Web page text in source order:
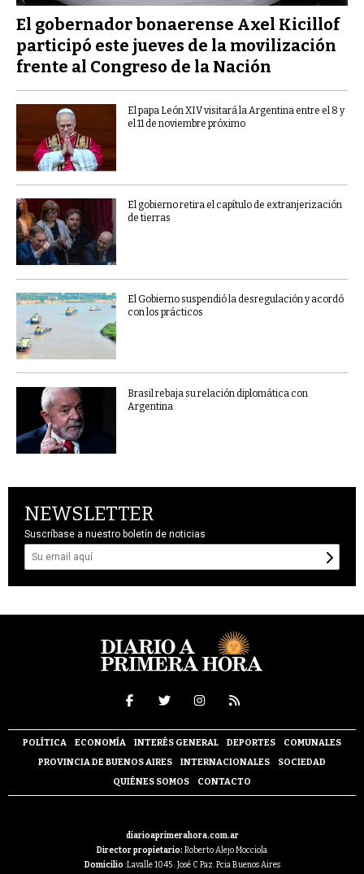
El gobernador bonaerense Axel Kicillof
participó este jueves de la movilización
frente al Congreso de la Nación
El papa León XIV visitará la Argentina entre el 8 y
el 11 de noviembre próximo
El gobierno retira el capítulo de extranjerización
de tierras
El Gobierno suspendió la desregulación y acordó
con los prácticos
Brasil rebaja su relación diplomática con
Argentina
NEWSLETTER
Suscríbase a nuestro boletín de noticias
POLÍTICA ECONOMÍA INTERÉS GENERAL DEPORTES
COMUNALES
PROVINCIA DE BUENOS AIRES
INTERNACIONALES
SOCIEDAD
QUIÉNES SOMOS
CONTACTO
diarioaprimerahora.com.ar
Director propietario: Roberto Alejo Mocciola
Domicilio :Lavalle 1045 . José C Paz. Pcia Buenos Aires